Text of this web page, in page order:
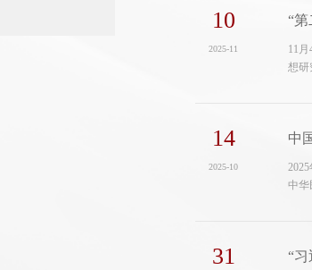
10
2025-11
“
11
想研
14
2025-10
中
中华
31 “